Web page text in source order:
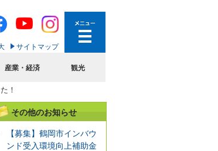
サイトマップ
産業・経済 観光
！
その他のお知らせ
【募集】鶴岡市インバウ
ンド受入環境向上補助金